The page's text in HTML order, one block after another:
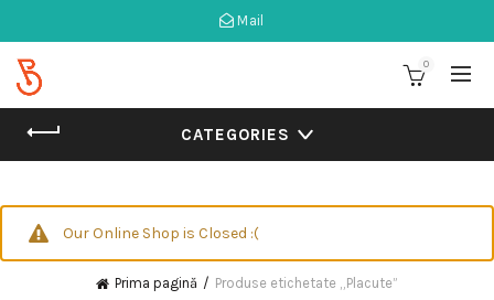
Mail
0
CATEGORIES
Our Online Shop is Closed :(
Prima pagină Produse etichetate „Placute”